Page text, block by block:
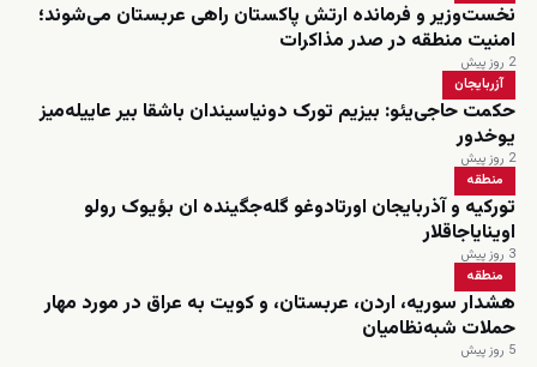
نخست‌وزیر و فرمانده ارتش پاکستان راهی عربستان می‌شوند؛
امنیت منطقه در صدر مذاکرات
2 روز پیش
آزربایجان
حکمت حاجی‌یئو: بیزیم تورک دونیاسیندان باشقا بیر عاییله‌میز
یوخدور
2 روز پیش
منطقه
تورکیه و آذربایجان اورتادوغو گله‌جگینده ان بؤیوک رولو
اوینایاجاقلار
3 روز پیش
منطقه
هشدار سوریه، اردن، عربستان، و کویت به عراق در مورد مهار
حملات شبه‌نظامیان
5 روز پیش